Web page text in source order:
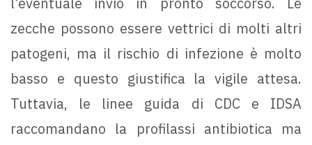
zecche possono essere vettrici di molti altri
patogeni, ma il rischio di infezione è molto
basso e questo giustifica la vigile attesa.
Tuttavia, le linee guida di CDC e IDSA
raccomandano la profilassi antibiotica ma